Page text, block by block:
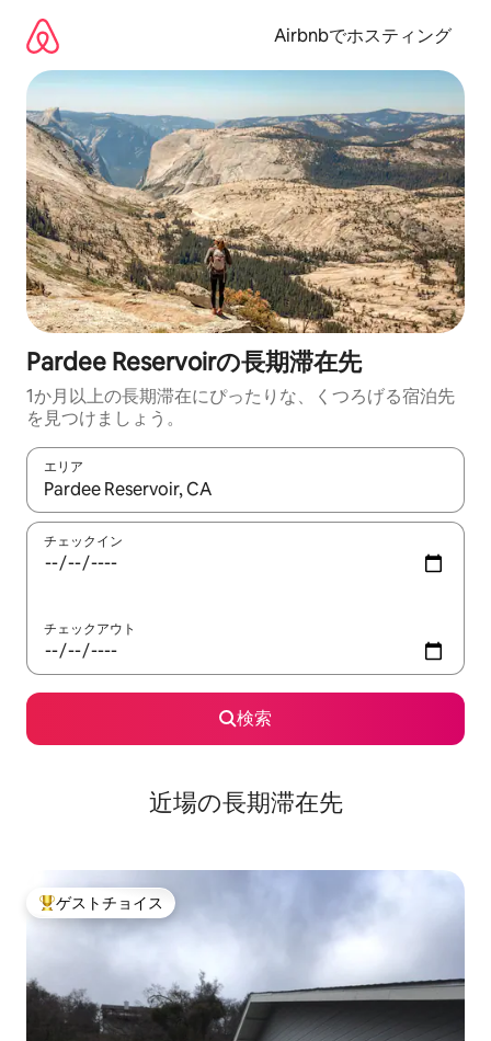
Airbnbでホスティング
Pardee Reservoirの長期滞在先
1か月以上の長期滞在にぴったりな、くつろげる宿泊先
を見つけましょう。
エリア
検索結果が表示されたら、上下の矢印キーを使って移動するか
チェックイン
チェックアウト
検索
近場の長期滞在先
大好評のゲストチョイスです。
ゲストチョイス